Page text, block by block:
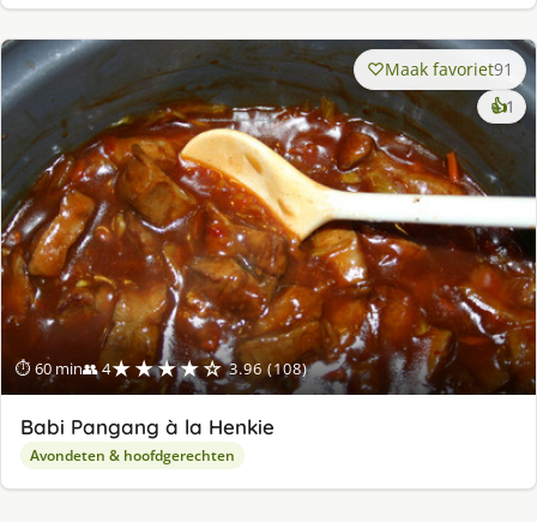
⏱ 60 min👥 4★★★★☆ 3.96 (108)
Maak favoriet91
👍1
Babi Pangang à la Henkie
Avondeten & hoofdgerechten